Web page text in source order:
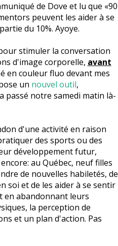
de Dove et lu que «90
peuvent les aider à se
du 10%. Ayoye.
stimuler la conversation
d'image corporelle, avant
en couleur fluo devant mes
un nouvel outil,
passé notre samedi matin là-
d'une activité en raison
des sports ou des
développement futur,
au Québec, neuf filles
de nouvelles habiletés, de
soi et de les aider à se sentir
en abandonnant leurs
la perception de
et un plan d'action. Pas